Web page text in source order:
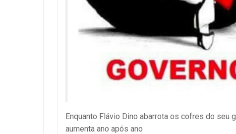
Enquanto Flávio Dino abarrota os cofres do seu
aumenta ano após ano